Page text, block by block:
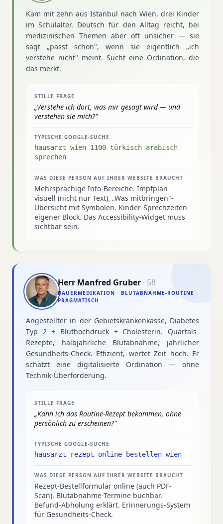
Kam mit zehn aus Istanbul nach Wien, drei Kinder
im Schulalter. Deutsch für den Alltag reicht, bei
medizinischen Themen aber oft unsicher — sie
sagt „passt schon", wenn sie eigentlich „ich
verstehe nicht" meint. Sucht eine Ordination, die
das merkt.
STILLE FRAGE
„Verstehe ich dort, was mir gesagt wird — und
verstehen sie mich?"
TYPISCHE GOOGLE-SUCHE
hausarzt wien 1100 türkisch arabisch
sprechen
WAS DIESE PERSON AUF IHRER WEBSITE BRAUCHT
Mehrsprachige Info-Bereiche. Impfplan
visuell (nicht nur Text). „Was mitbringen"-
Übersicht mit Symbolen. Kinder-Sprechzeiten
eigener Block. Das Accessibility-Widget muss
sichtbar sein.
Herr Manfred Gruber · 58
DAUERMEDIKATION · BLUTABNAHME-ROUTINE ·
PRAGMATISCH
Angestellter in der Gebietskrankenkasse, Diabetes
Typ 2 + Bluthochdruck + Cholesterin. Quartals-
Rezepte, halbjährliche Blutabnahme, jährlicher
Gesundheits-Check. Effizient, wertet Zeit hoch. Er
schätzt eine digitalisierte Ordination — ohne
Technik-Überforderung.
STILLE FRAGE
„Kann ich das Routine-Rezept bekommen, ohne
persönlich zu erscheinen?"
TYPISCHE GOOGLE-SUCHE
hausarzt rezept online bestellen wien
WAS DIESE PERSON AUF IHRER WEBSITE BRAUCHT
Rezept-Bestellformular online (auch PDF-
Scan). Blutabnahme-Termine buchbar.
Befund-Abholung erklärt. Erinnerungs-System
für Gesundheits-Check.